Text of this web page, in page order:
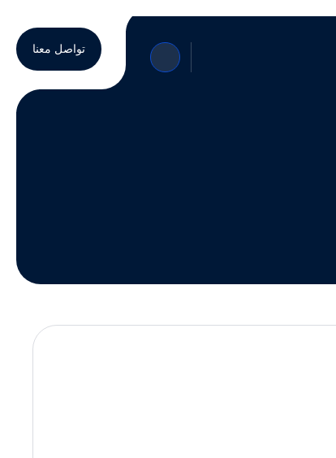
تواصل معنا